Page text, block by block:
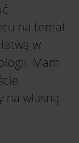
na temat
w
Mam
własną